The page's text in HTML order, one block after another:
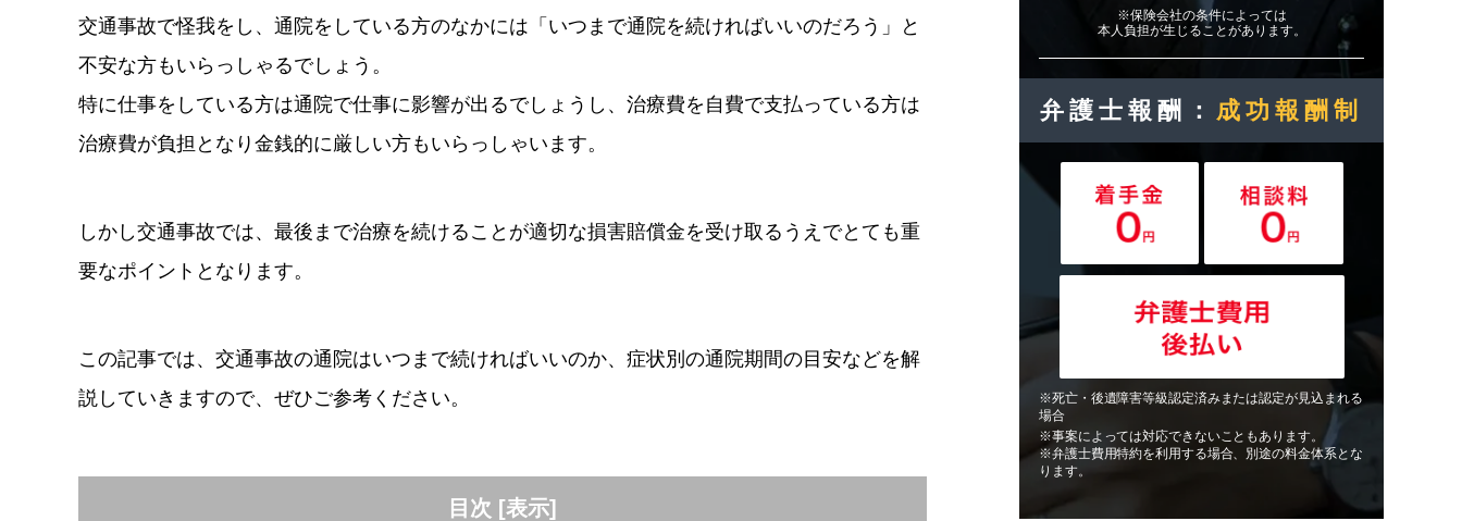
交通事故で怪我をし、通院をしている方のなかには「いつまで通院を続ければいいのだろう」と
不安な方もいらっしゃるでしょう。
特に仕事をしている方は通院で仕事に影響が出るでしょうし、治療費を自費で支払っている方は
治療費が負担となり金銭的に厳しい方もいらっしゃいます。
しかし交通事故では、最後まで治療を続けることが適切な損害賠償金を受け取るうえでとても重
要なポイントとなります。
この記事では、交通事故の通院はいつまで続ければいいのか、症状別の通院期間の目安などを解
説していきますので、ぜひご参考ください。
目次 [表示]
※保険会社の条件によっては
本人負担が生じることがあります。
弁護士報酬： 成功報酬制
※死亡・後遺障害等級認定済みまたは認定が見込まれる
場合
※事案によっては対応できないこともあります。
※弁護士費用特約を利用する場合、別途の料金体系とな
ります。